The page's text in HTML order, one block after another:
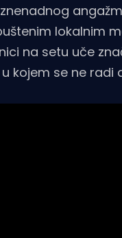
lokalnim
na setu uče
kojem se ne radi